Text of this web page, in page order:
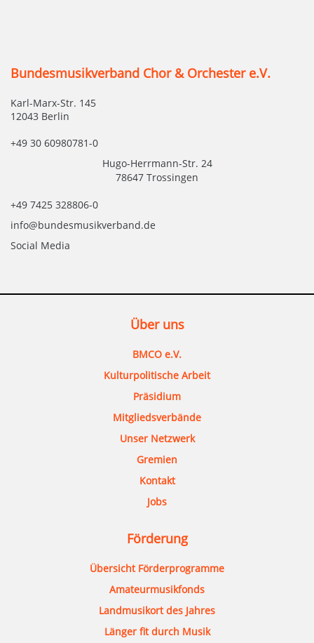
Bundesmusikverband Chor & Orchester e.V.
Karl-Marx-Str. 145
12043 Berlin
+49 30 60980781-0
Hugo-Herrmann-Str. 24
78647 Trossingen
+49 7425 328806-0
info@bundesmusikverband.de
Social Media
Über uns
BMCO e.V.
Kulturpolitische Arbeit
Präsidium
Mitgliedsverbände
Unser Netzwerk
Gremien
Kontakt
Jobs
Förderung
Übersicht Förderprogramme
Amateurmusikfonds
Landmusikort des Jahres
Länger fit durch Musik